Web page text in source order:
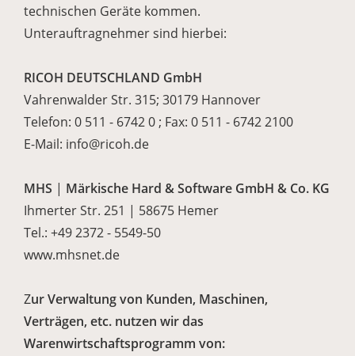
technischen Geräte kommen.
Unterauftragnehmer sind hierbei:
RICOH DEUTSCHLAND GmbH
Vahrenwalder Str. 315; 30179 Hannover
Telefon: 0 511 - 6742 0 ; Fax: 0 511 - 6742 2100
E-Mail: info@ricoh.de
MHS | Märkische Hard & Software GmbH & Co. KG
Ihmerter Str. 251 | 58675 Hemer
Tel.: +49 2372 - 5549-50
www.mhsnet.de
Zur Verwaltung von Kunden, Maschinen,
Verträgen, etc. nutzen wir das
Warenwirtschaftsprogramm von: